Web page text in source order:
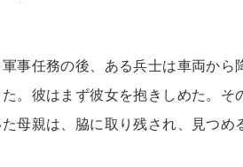
事任務の後、ある兵士は車両から
。彼はまず彼女を抱きしめた。そ
母親は、脇に取り残され、見つめ